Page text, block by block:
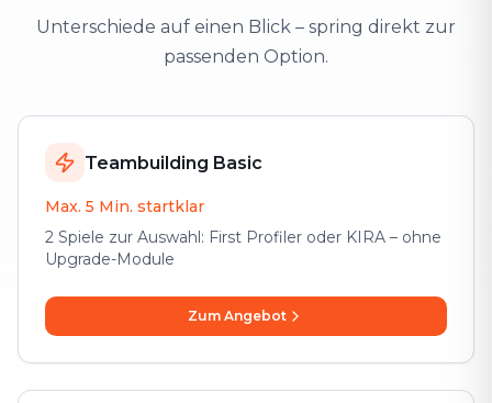
Unterschiede auf einen Blick – spring direkt zur
passenden Option.
Teambuilding Basic
Max. 5 Min. startklar
2 Spiele zur Auswahl: First Profiler oder KIRA – ohne
Upgrade-Module
Zum Angebot